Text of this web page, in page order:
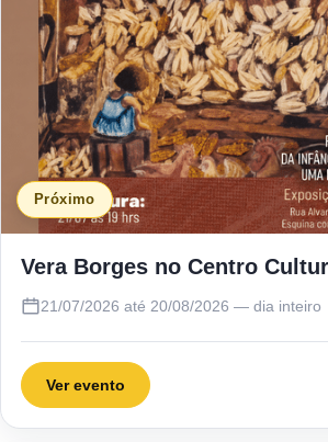
Próximo
Vera Borges no Centro
21/07/2026 até 20/08/2026 — dia inteiro
Ver evento